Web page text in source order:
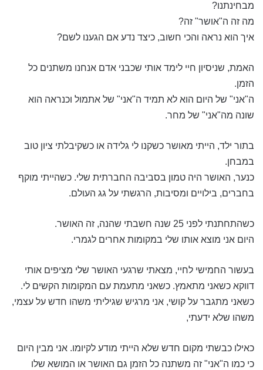
מבחינתנו?
מה זה ה"אושר" זה?
איך הוא נראה והכי חשוב, כיצד נדע אם הגענו לשם?
האמת, שניסיון חיי לימד אותי שכבני אדם אנחנו משתנים כל
הזמן.
ה"אני" של היום הוא לא תמיד ה"אני" של אתמול וכנראה הוא
שונה מה"אני" של מחר.
בתור ילד, הייתי מאושר כשקנו לי גלידה או כשקיבלתי ציון טוב
במבחן.
כנער, האושר היה טמון בסביבה החברתית שלי. כשהייתי מוקף
בחברים, בילויים ומסיבות, הרגשתי על גג העולם.
כשהתחתנתי לפני 25 שנה חשבתי שהנה, זה האושר.
היום אני מוצא אותו שלי במקומות אחרים לגמרי.
בעשור החמישי לחיי, מצאתי שרגעי האושר שלי מציפים אותי
דווקא כשאני מתאמץ. כשאני מתעמת עם המקומות הקשים לי.
כשאני מתגבר על קושי, אני מרגיש שגיליתי משהו חדש על עצמי,
משהו שלא ידעתי,
כאילו כבשתי מקום חדש שלא הייתי מודע לקיומו. אני מבין היום
כי כמו ה"אני" זה משתנה כל הזמן גם האושר או המושא שלו